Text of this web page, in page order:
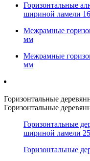
Горизонтальные
шириной ламели
Межрамные
мм
Межрамные
мм
Горизонтальные
Горизонтальные
Горизонтальные
шириной ламели
Горизонтальные